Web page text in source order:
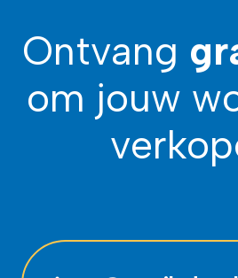
Ontvang
om jouw